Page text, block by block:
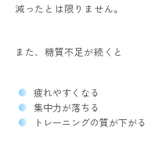
減ったとは限りません。
また、糖質不足が続くと
疲れやすくなる
集中力が落ちる
トレーニングの質が下がる